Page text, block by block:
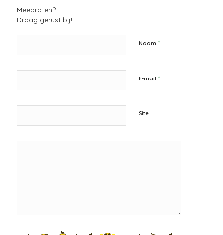
Meepraten?
Draag gerust bij!
Naam *
E-mail *
Site